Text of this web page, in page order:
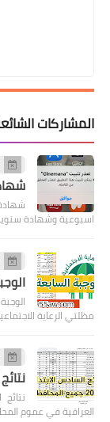
المشاركات
اسبوعية وشهادة سنوية
مظلتي الرعاية
نتائج
العراقية في عموم